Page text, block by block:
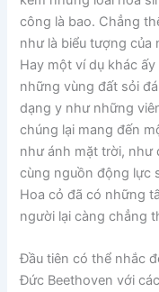
công là bao. Chẳng
như là biểu tượng
Hay một ví dụ khác
những vùng đất sỏi
dạng y như những
chúng lại mang đến
như ánh mặt trời, như
cùng nguồn động lực
Hoa cỏ đã có những
người lại càng chẳng
Đầu tiên có thể nhắc
Đức Beethoven với